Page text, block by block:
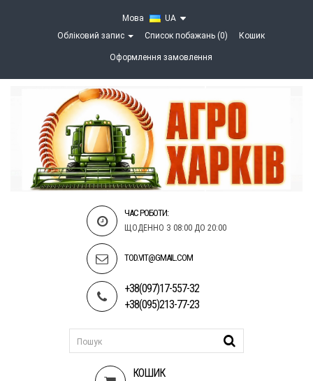
Мова
UA
Обліковий запис
Список побажань (0) Кошик
Оформлення замовлення
ЧАС РОБОТИ:
ЩОДЕННО З 08:00 ДО 20:00
TOD.VIT@GMAIL.COM
+38(097)17-557-32
+38(095)213-77-23
КОШИК